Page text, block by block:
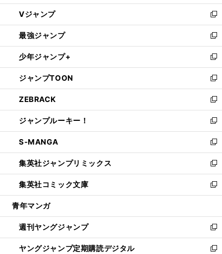
ウ
ィ
ン
ド
ウ
で
開
く
し
い
ウ
ィ
ン
ド
ウ
で
開
く
Vジャンプ
新
し
い
ウ
ィ
ン
ド
ウ
で
開
く
最強ジャンプ
新
し
い
ウ
ィ
ン
ド
ウ
で
開
く
少年ジャンプ+
新
し
い
ウ
ィ
ン
ド
ウ
で
開
く
ジャンプTOON
新
し
い
ウ
ィ
ン
ド
ウ
で
開
く
ZEBRACK
新
し
い
ウ
ィ
ン
ド
ウ
で
開
ジャンプルーキー！
新
し
い
ウ
ィ
ン
ド
ウ
開
く
S-MANGA
新
し
い
ウ
ィ
ン
ウ
で
開
く
集英社ジャンプリミックス
新
し
い
ウ
ン
ド
ウ
で
集英社コミック文庫
新
し
ウ
ィ
ン
ド
青年マンガ
週刊ヤングジャンプ
新
し
い
ヤングジャンプ定期購読デジタル
新